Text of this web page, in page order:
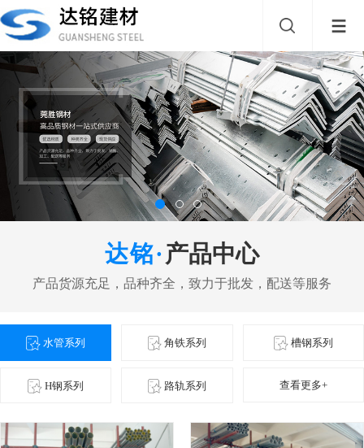
产品中心
水管系列 角铁系列 槽钢系列
H钢系列 路轨系列 查看更多+